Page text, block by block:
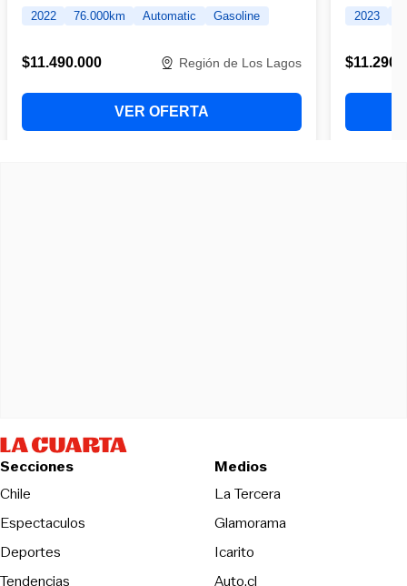
Secciones
Chile
Espectaculos
Deportes
Tendencias
Medios
La TerceraOpens in new
Glamorama
Icarito
Auto.cl